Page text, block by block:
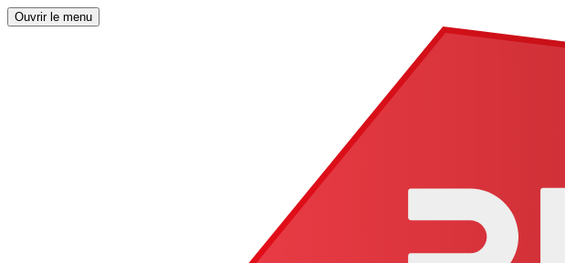
Ouvrir le menu